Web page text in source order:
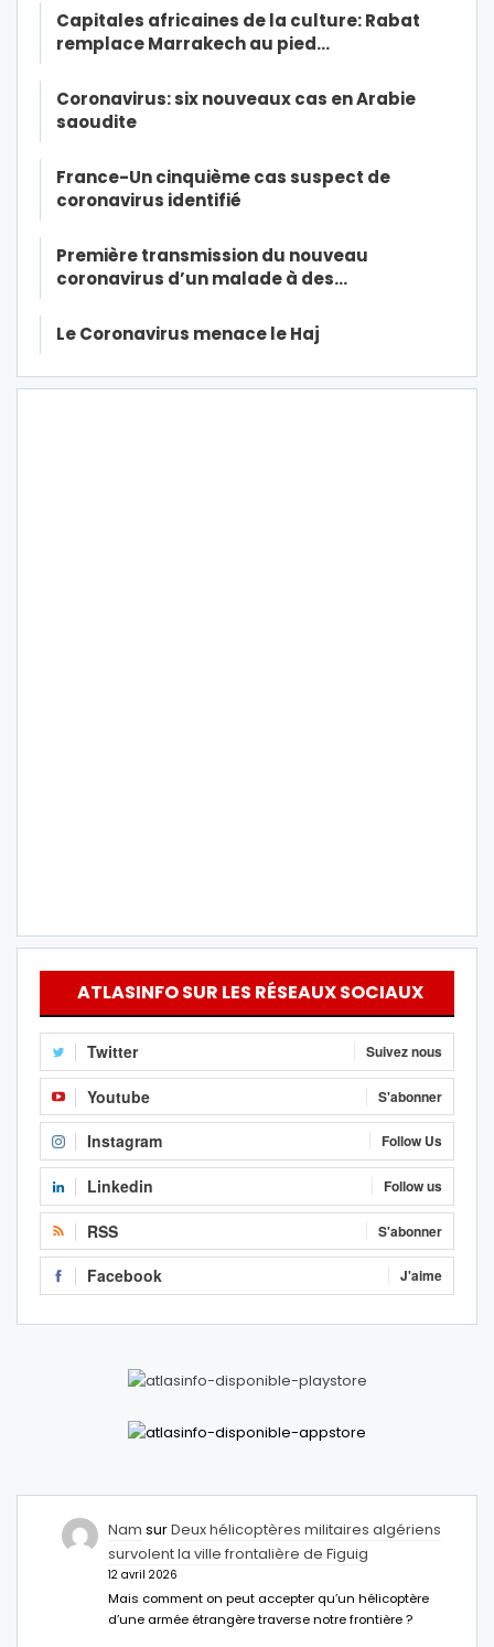
Capitales africaines de la culture: Rabat
remplace Marrakech au pied…
Coronavirus: six nouveaux cas en Arabie
saoudite
France-Un cinquième cas suspect de
coronavirus identifié
Première transmission du nouveau
coronavirus d’un malade à des…
Le Coronavirus menace le Haj
ATLASINFO SUR LES RÉSEAUX SOCIAUX
Twitter Suivez nous
Youtube S'abonner
Instagram Follow Us
Linkedin Follow us
RSS S'abonner
Facebook J'aime
Nam surDeux hélicoptères militaires algériens
survolent la ville frontalière de Figuig
12 avril 2026
Mais comment on peut accepter qu’un hélicoptère
d’une armée étrangère traverse notre frontière ?